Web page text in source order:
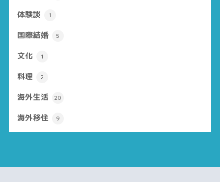
体験談 1
国際結婚 5
文化 1
料理 2
海外生活 20
海外移住 9